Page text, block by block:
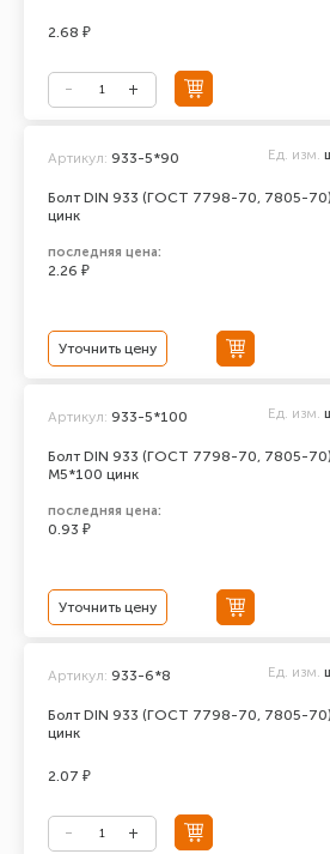
2.68 ₽
Болт DIN 933 (ГОСТ 7798-70, 7805-
цинк
Артикул: 933-5*90 Ед. изм.
последняя цена:
2.26 ₽
Уточнить цену
Болт DIN 933 (ГОСТ 7798-70, 7805-70)
М5*100 цинк
Артикул: 933-5*100 Ед. изм.
последняя цена:
0.93 ₽
Уточнить цену
Болт DIN 933 (ГОСТ 7798-70, 7805-
цинк
Артикул: 933-6*8 Ед. изм.
2.07 ₽